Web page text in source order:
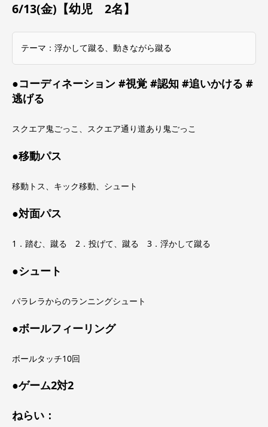
6/13(金)【幼児 2名】
テーマ：浮かして蹴る、動きながら蹴る
●コーディネーション #視覚 #認知 #追いかける #
逃げる
スクエア鬼ごっこ、スクエア通り道あり鬼ごっこ
●移動パス
移動トス、キック移動、シュート
●対面パス
1．踏む、蹴る 2．投げて、蹴る 3．浮かして蹴る
●シュート
パラレラからのランニングシュート
●ボールフィーリング
ボールタッチ10回
●ゲーム2対2
ねらい：